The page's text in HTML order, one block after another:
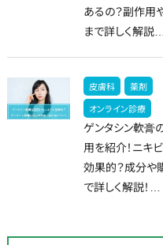
あるの？副作用
まで詳しく解説…
皮膚科
薬剤
オンライン診療
ゲンタシン軟膏
用を紹介！ニキ
効果的？成分や
で詳しく解説！…